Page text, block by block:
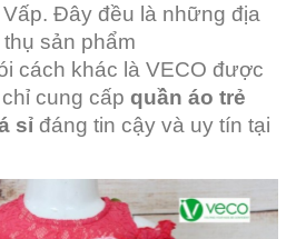
Đây đều là những địa
sản phẩm
cách khác là VECO được
cung cấp quần áo trẻ
sỉ đáng tin cậy và uy tín tại